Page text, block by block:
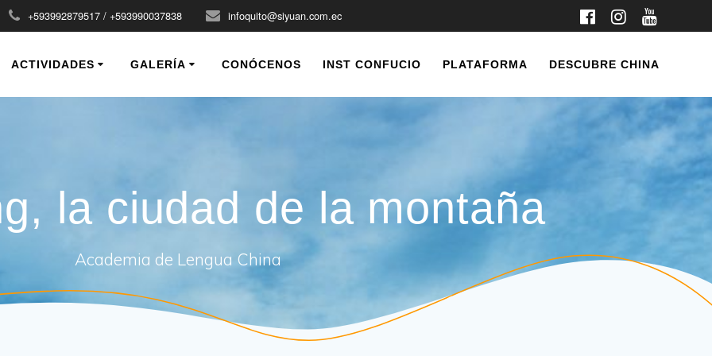
+593992879517 / +593990037838 infoquito@siyuan.com.ec
ACTIVIDADES GALERÍA CONÓCENOS INST CONFUCIO PLATAFORMA DESCUBRE CHINA
la ciudad de la montaña
Academia de Lengua China